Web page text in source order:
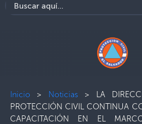
Inicio > Noticias> LA
PROTECCIÓN CIVIL CONTINUA
CAPACITACIÓN EN EL